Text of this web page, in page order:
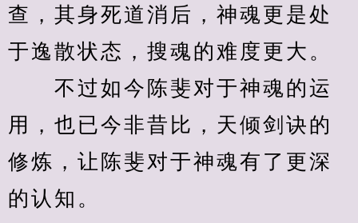
查，其身死道消后，神魂更是处
于逸散状态，搜魂的难度更大。
不过如今陈斐对于神魂的运
用，也已今非昔比，天倾剑诀的
修炼，让陈斐对于神魂有了更深
的认知。